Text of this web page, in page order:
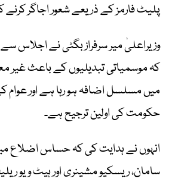
پلیٹ فارمز کے ذریعے شعور اجاگر کرنے
وزیراعلیٰ میر سرفراز بگٹی نے اجلاس
کہ موسمیاتی تبدیلیوں کے باعث
میں مسلسل اضافہ ہو رہا ہے اور عوام
حکومت کی اولین ترجیح ہے۔
انہوں نے ہدایت کی کہ حساس اضلاع
سامان، ریسکیو مشینری اور ہیٹ ویو